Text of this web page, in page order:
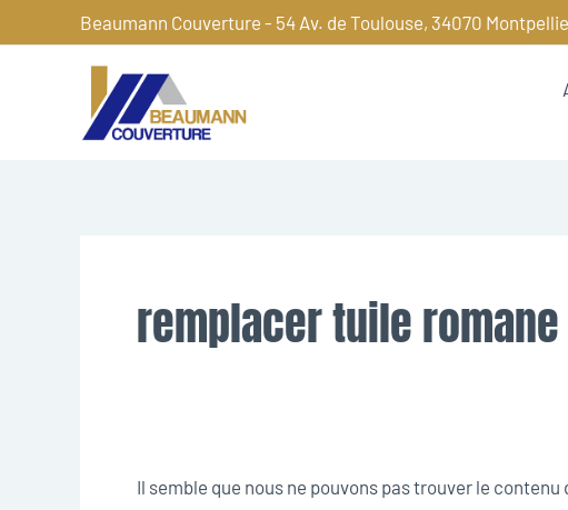
au
Beaumann Couverture - 54 Av. de Toulouse, 34070
remplacer tuile
Il semble que nous ne pouvons pas trouver le